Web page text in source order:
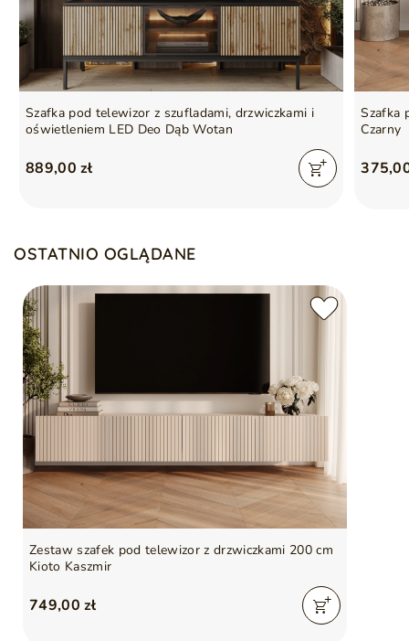
Szafka pod telewizor z szufladami, drzwiczkami i
oświetleniem LED Deo Dąb Wotan
889,00 zł
Szafka
Czarny
OSTATNIO OGLĄDANE
Zestaw szafek pod telewizor z drzwiczkami 200 cm
Kioto Kaszmir
749,00 zł